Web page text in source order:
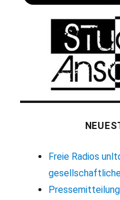
Freie Radios